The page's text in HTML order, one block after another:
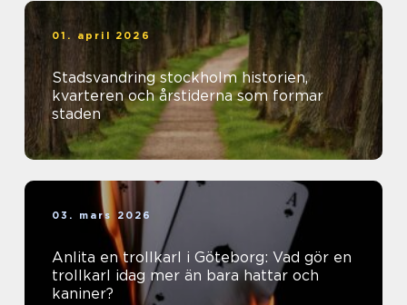
01. april 2026
Stadsvandring stockholm historien,
kvarteren och årstiderna som formar
staden
03. mars 2026
Anlita en trollkarl i Göteborg: Vad gör en
trollkarl idag mer än bara hattar och
kaniner?